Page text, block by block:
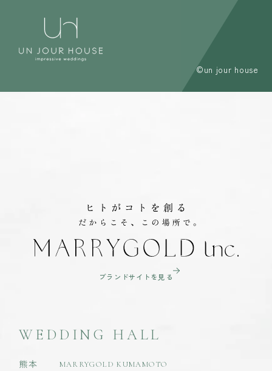
©un jour house
ブランドサイトを見る
WEDDING HALL
熊本
MARRYGOLD KUMAMOTO